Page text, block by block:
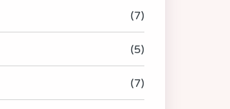
(7)
(5)
(7)